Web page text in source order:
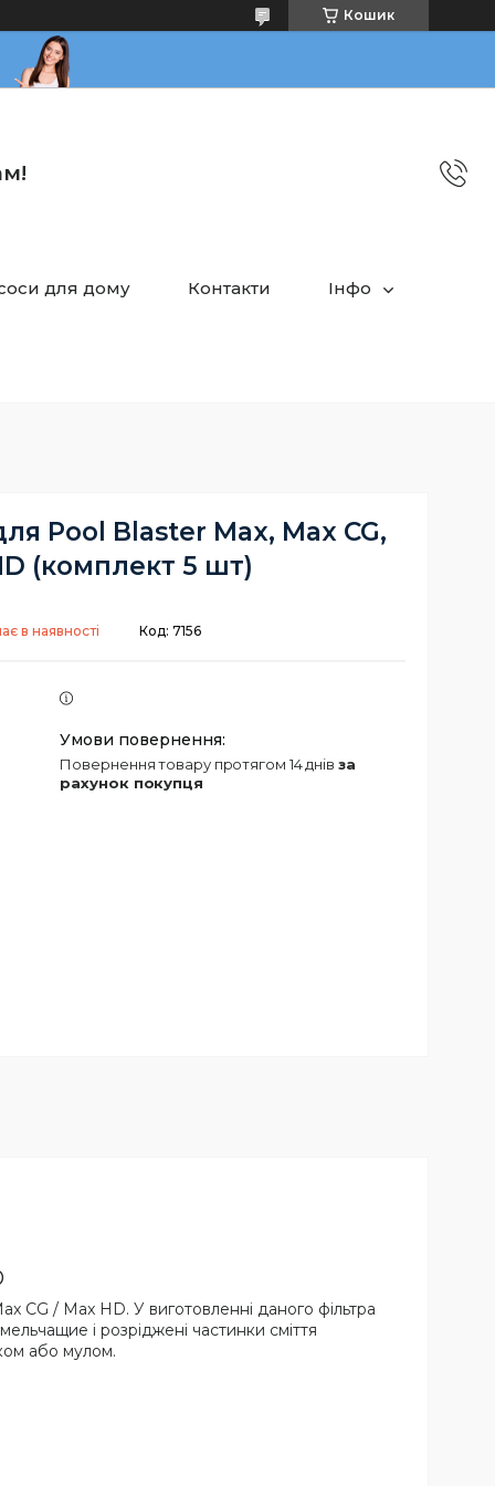
Кошик
для дому Контакти Інфо
Pool Blaster Max, Max CG,
(комплект 5 шт)
в наявності Код: 7156
повернення товару протягом 14 днів за
рахунок покупця
CG / Max HD. У виготовленні даного фільтра
і розріджені частинки сміття
або мулом.